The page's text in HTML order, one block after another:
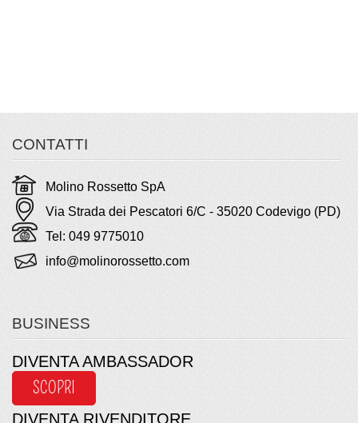
CONTATTI
Molino Rossetto SpA
Via Strada dei Pescatori 6/C - 35020 Codevigo (PD)
Tel: 049 9775010
info@molinorossetto.com
BUSINESS
DIVENTA AMBASSADOR
SCOPRI
DIVENTA RIVENDITORE